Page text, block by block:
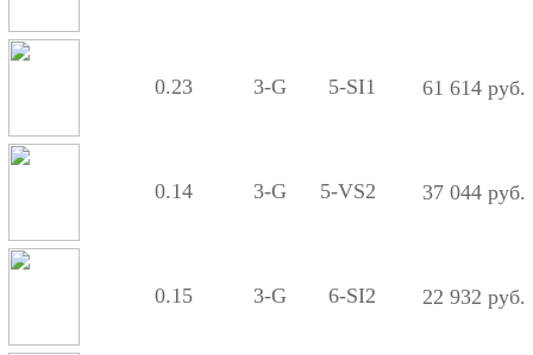
0.23 3-G 5-SI1 61 614 руб.
0.14 3-G 5-VS2 37 044 руб.
0.15 3-G 6-SI2 22 932 руб.